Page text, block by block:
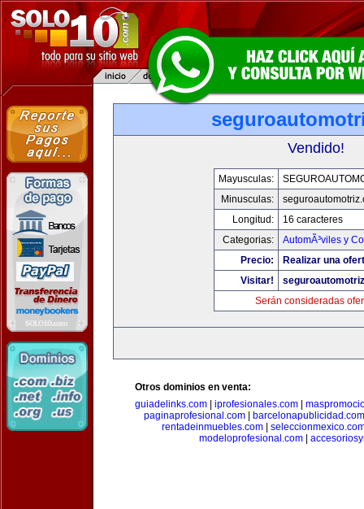
Vendido!
Mayusculas:
Minusculas:
Longitud:
16 caracteres
Categorias:
AutomÃ³viles y
Precio:
Realizar una
Visitar!
Serán consideradas
Otros dominios en venta:
guiadelinks.com
iprofesionales.com
paginaprofesional.com|
barcelonapublicidad.com
rentadeinmuebles.com
modeloprofesional.com